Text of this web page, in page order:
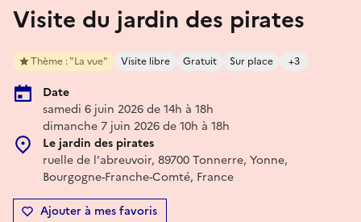
Visite du jardin des pirates
Thème : "La vue" Visite libre Gratuit Sur place +3
Date
samedi 6 juin 2026 de 14h à 18h
dimanche 7 juin 2026 de 10h à 18h
Le jardin des pirates
ruelle de l'abreuvoir, 89700 Tonnerre, Yonne,
Bourgogne-Franche-Comté, France
Ajouter à mes favoris